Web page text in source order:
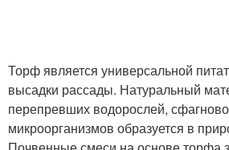
Торф является универсальной
высадки рассады. Натуральный
перепревших водорослей,
микроорганизмов образуется в